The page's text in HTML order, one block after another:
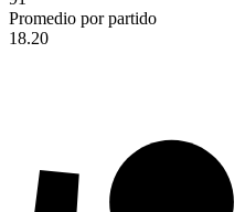
Promedio por partido
18.20